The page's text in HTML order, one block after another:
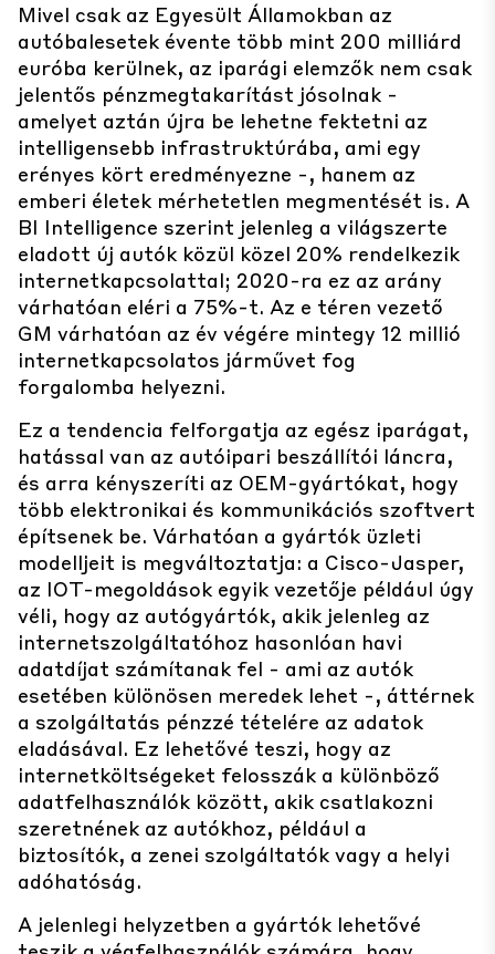
Mivel csak az Egyesült Államokban az
autóbalesetek évente több mint 200 milliárd
euróba kerülnek, az iparági elemzők nem csak
jelentős pénzmegtakarítást jósolnak -
amelyet aztán újra be lehetne fektetni az
intelligensebb infrastruktúrába, ami egy
erényes kört eredményezne -, hanem az
emberi életek mérhetetlen megmentését is. A
BI Intelligence szerint jelenleg a világszerte
eladott új autók közül közel 20% rendelkezik
internetkapcsolattal; 2020-ra ez az arány
várhatóan eléri a 75%-t. Az e téren vezető
GM várhatóan az év végére mintegy 12 millió
internetkapcsolatos járművet fog
forgalomba helyezni.
Ez a tendencia felforgatja az egész iparágat,
hatással van az autóipari beszállítói láncra,
és arra kényszeríti az OEM-gyártókat, hogy
több elektronikai és kommunikációs szoftvert
építsenek be. Várhatóan a gyártók üzleti
modelljeit is megváltoztatja: a Cisco-Jasper,
az IOT-megoldások egyik vezetője például úgy
véli, hogy az autógyártók, akik jelenleg az
internetszolgáltatóhoz hasonlóan havi
adatdíjat számítanak fel - ami az autók
esetében különösen meredek lehet -, áttérnek
a szolgáltatás pénzzé tételére az adatok
eladásával. Ez lehetővé teszi, hogy az
internetköltségeket felosszák a különböző
adatfelhasználók között, akik csatlakozni
szeretnének az autókhoz, például a
biztosítók, a zenei szolgáltatók vagy a helyi
adóhatóság.
A jelenlegi helyzetben a gyártók lehetővé